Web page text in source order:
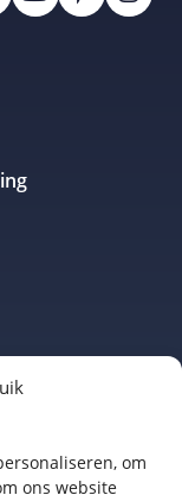
om
ons website